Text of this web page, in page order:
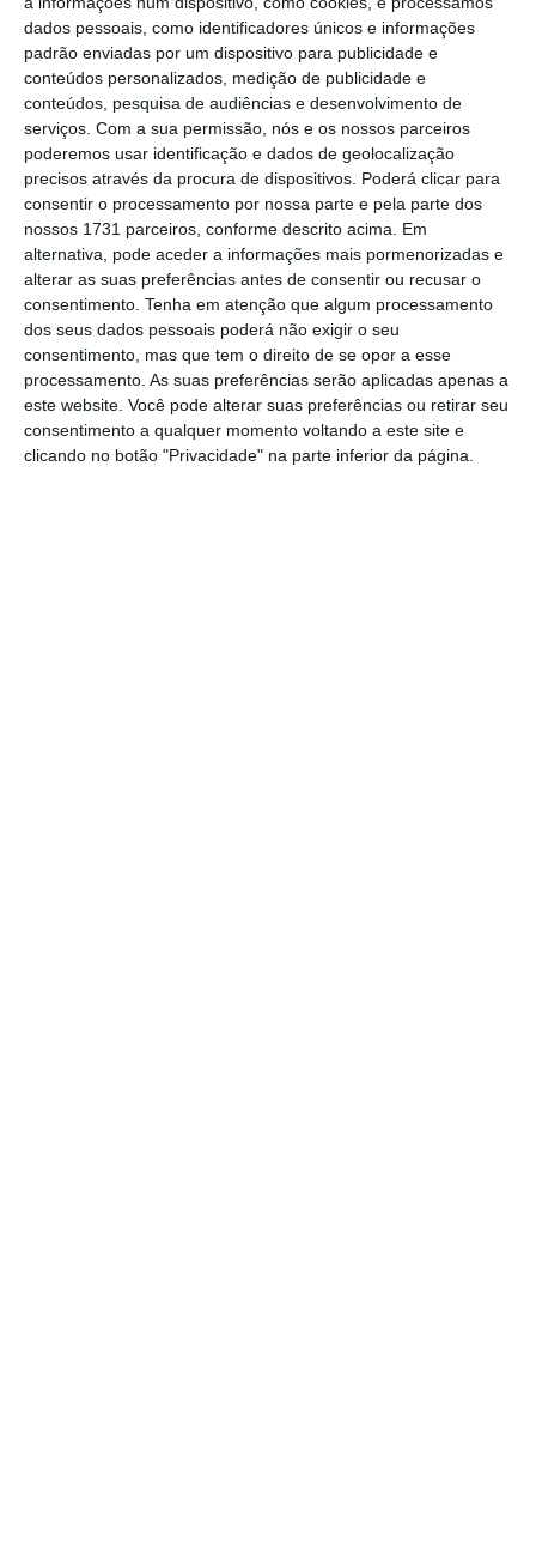
dados pessoais, como identificadores únicos e informações
padrão enviadas por um dispositivo para publicidade e
conteúdos personalizados, medição de publicidade e
conteúdos, pesquisa de audiências e desenvolvimento de
serviços. Com a sua permissão, nós e os nossos parceiros
poderemos usar identificação e dados de geolocalização
precisos através da procura de dispositivos. Poderá clicar para
consentir o processamento por nossa parte e pela parte dos
nossos 1731 parceiros, conforme descrito acima. Em
alternativa, pode aceder a informações mais pormenorizadas e
alterar as suas preferências antes de consentir ou recusar o
consentimento. Tenha em atenção que algum processamento
dos seus dados pessoais poderá não exigir o seu
consentimento, mas que tem o direito de se opor a esse
processamento. As suas preferências serão aplicadas apenas a
este website. Você pode alterar suas preferências ou retirar seu
consentimento a qualquer momento voltando a este site e
clicando no botão "Privacidade" na parte inferior da página.
Igualdade” ,lê-se no projeto de lei do BE.
Também para a Ordem dos Advogados não é
“concebível” que em 2023 existam
profissionais que não gozam de apoio digno na
doença,na quebra abrupta de rendimentos
ou na parentalidade.
“Acresce que neste último caso também os
próprios filhos são gravemente prejudicados
nos seus primeiros meses de vida, em virtude
dos seus progenitores serem obrigados a
cumprir com prazos que não são suspensos e
a ter de estar presentes em diligências, não